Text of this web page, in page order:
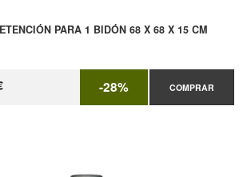
PARA 1 BIDÓN 68 X 68 X 15 CM
-28% COMPRAR